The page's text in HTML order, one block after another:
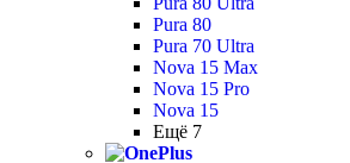
Pura 80
Pura 70 Ultra
Nova 15 Max
Nova 15 Pro
Nova 15
Ещё 7